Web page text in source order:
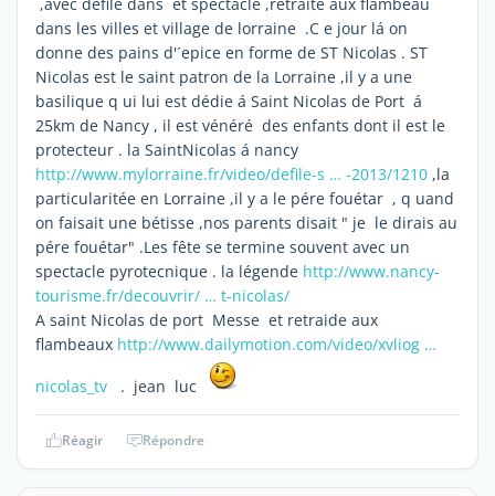
dans les villes et village de lorraine .C e jour lá on
donne des pains d'´epice en forme de ST Nicolas . ST
Nicolas est le saint patron de la Lorraine ,il y a une
basilique q ui lui est dédie á Saint Nicolas de Port á
25km de Nancy , il est vénéré des enfants dont il est le
protecteur . la SaintNicolas á nancy
http://www.mylorraine.fr/video/defile-s … -2013/1210 ,la
particularitée en Lorraine ,il y a le pére fouétar , q uand
on faisait une bétisse ,nos parents disait " je le dirais au
pére fouétar" .Les fête se termine souvent avec un
spectacle pyrotecnique . la légende http://www.nancy-
tourisme.fr/decouvrir/ … t-nicolas/
A saint Nicolas de port Messe et retraide aux
flambeaux http://www.dailymotion.com/video/xvliog …
nicolas_tv . jean luc
Réagir Répondre